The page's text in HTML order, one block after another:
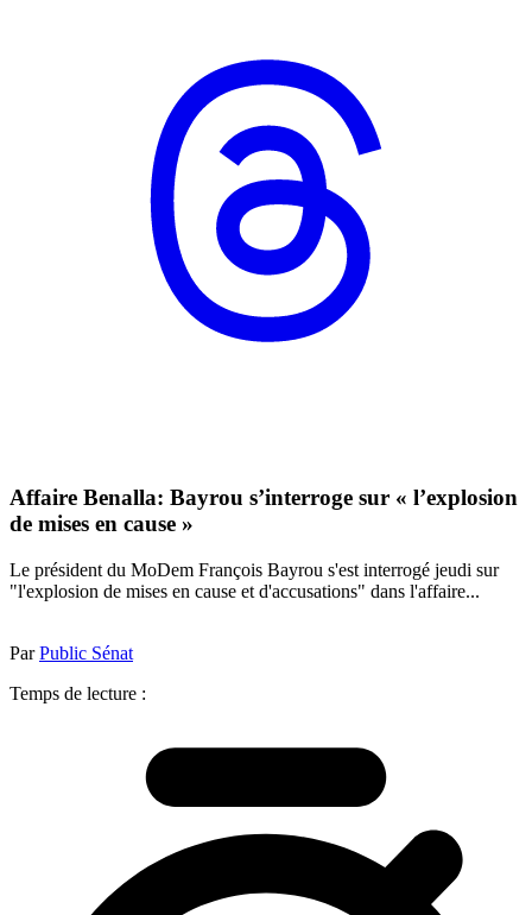
Affaire Benalla: Bayrou s’interroge sur « l’explosion
de mises en cause »
Le président du MoDem François Bayrou s'est interrogé jeudi sur
"l'explosion de mises en cause et d'accusations" dans l'affaire...
ParPublic Sénat
Temps de lecture :